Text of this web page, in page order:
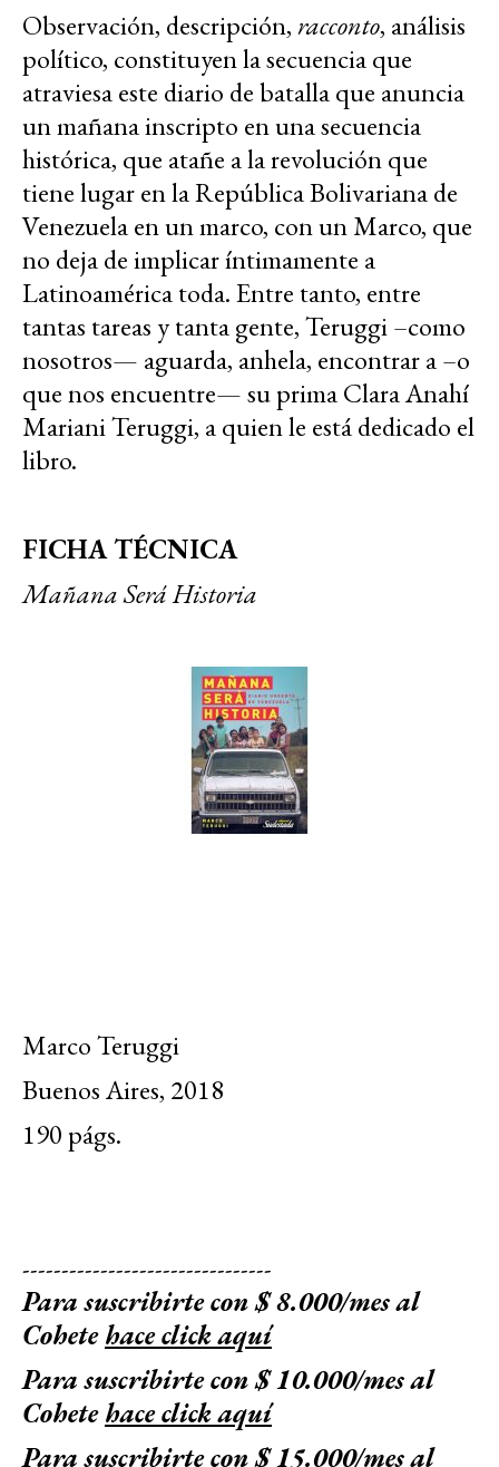
Observación, descripción, racconto, análisis
político, constituyen la secuencia que
atraviesa este diario de batalla que anuncia
un mañana inscripto en una secuencia
histórica, que atañe a la revolución que
tiene lugar en la República Bolivariana de
Venezuela en un marco, con un Marco, que
no deja de implicar íntimamente a
Latinoamérica toda. Entre tanto, entre
tantas tareas y tanta gente, Teruggi –como
nosotros— aguarda, anhela, encontrar a –o
que nos encuentre— su prima Clara Anahí
Mariani Teruggi, a quien le está dedicado el
libro.
FICHA TÉCNICA
Mañana Será Historia
Marco Teruggi
Buenos Aires, 2018
190 págs.
--------------------------------
Para suscribirte con $ 8.000/mes al
Cohetehace click aquí
Para suscribirte con $ 10.000/mes al
Cohetehace click aquí
Para suscribirte con $ 15.000/mes al